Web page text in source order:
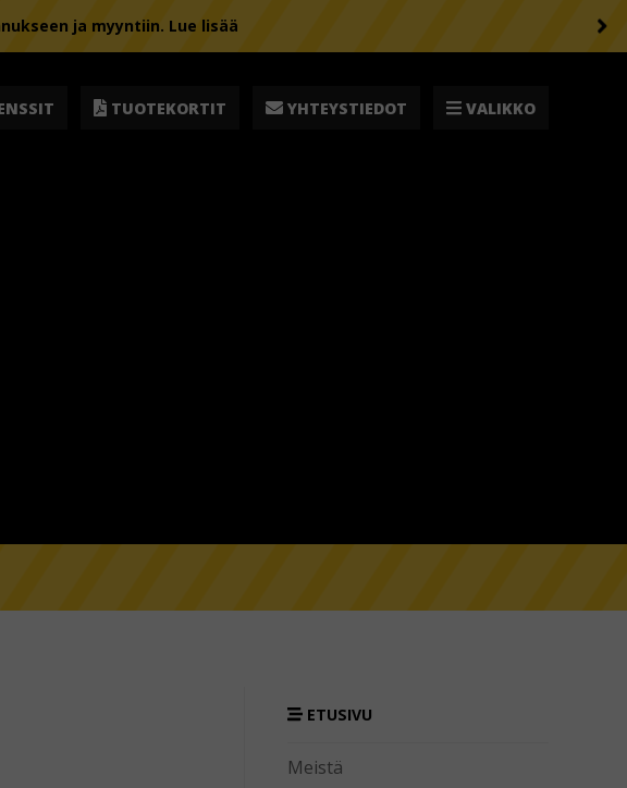
ja myyntiin. Lue lisää
TUOTEKORTIT YHTEYSTIEDOT VALIKKO
ETUSIVU
Meistä